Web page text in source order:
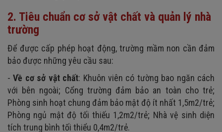
2. Tiêu chuẩn cơ sở vật chất và quản lý nhà
trường
Để được cấp phép hoạt động, trường mầm non cần đảm
bảo được những yêu cầu sau:
-Về cơ sở vật chất: Khuôn viên có tường bao ngăn cách
với bên ngoài; Cổng trường đảm bảo an toàn cho trẻ;
Phòng sinh hoạt chung đảm bảo mật độ ít nhất 1,5m2/trẻ;
Phòng ngủ mật độ tối thiếu 1,2m2/trẻ; Nhà vệ sinh diện
tích trung bình tối thiểu 0,4m2/trẻ.